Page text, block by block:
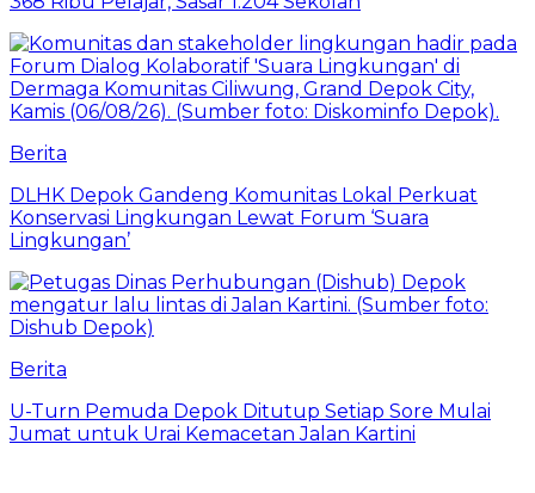
Berita
DLHK Depok Gandeng Komunitas Lokal Perkuat
Konservasi Lingkungan Lewat Forum ‘Suara
Lingkungan’
Berita
U-Turn Pemuda Depok Ditutup Setiap Sore Mulai
Jumat untuk Urai Kemacetan Jalan Kartini